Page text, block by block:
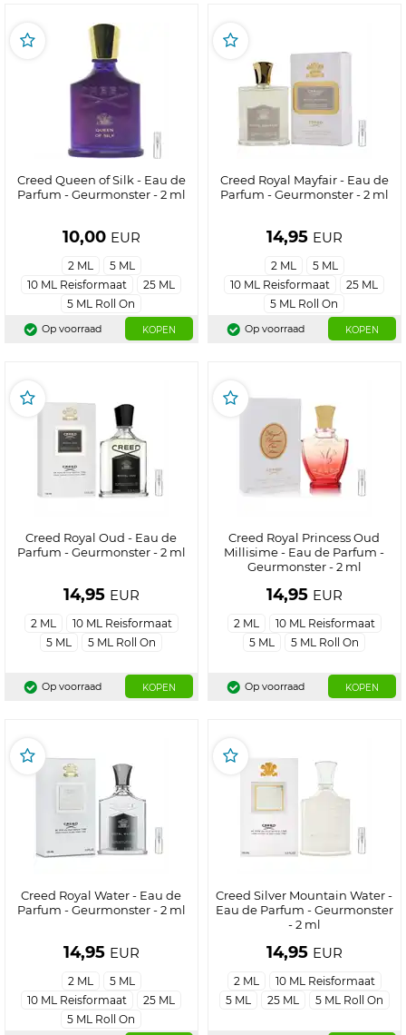
Creed Queen of Silk - Eau de
Parfum - Geurmonster - 2 ml
10,00 EUR
2 ML
5 ML
10 ML Reisformaat
25 ML
5 ML Roll On
Op voorraad KOPEN
Creed Royal Mayfair - Eau de
Parfum - Geurmonster - 2 ml
14,95 EUR
2 ML
5 ML
10 ML Reisformaat
25 ML
5 ML Roll On
Op voorraad KOPEN
Creed Royal Oud - Eau de
Parfum - Geurmonster - 2 ml
14,95 EUR
2 ML
10 ML Reisformaat
5 ML
5 ML Roll On
Op voorraad KOPEN
Creed Royal Princess Oud
Millisime - Eau de Parfum -
Geurmonster - 2 ml
14,95 EUR
2 ML
10 ML Reisformaat
5 ML
5 ML Roll On
Op voorraad KOPEN
Creed Royal Water - Eau de
Parfum - Geurmonster - 2 ml
14,95 EUR
2 ML
5 ML
10 ML Reisformaat
25 ML
5 ML Roll On
Creed Silver Mountain Water -
Eau de Parfum - Geurmonster
- 2 ml
14,95 EUR
2 ML
10 ML Reisformaat
5 ML
25 ML 5 ML Roll On